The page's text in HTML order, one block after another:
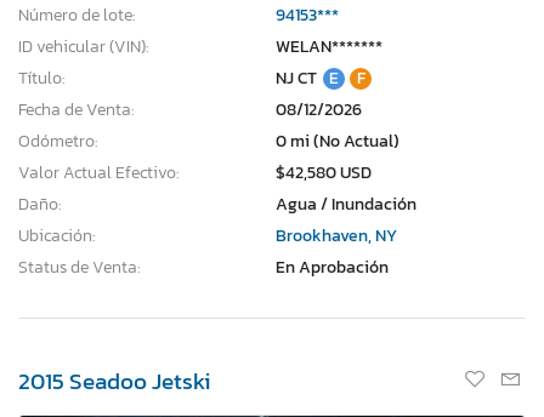
Número de lote:
94153***
ID vehicular (VIN):
WELAN*******
Título:
NJ CT E
F
Fecha de Venta:
08/12/2026
Odómetro:
0 mi (No Actual)
Valor Actual Efectivo:
$42,580 USD
Daño:
Agua / Inundación
Ubicación:
Brookhaven, NY
Status de Venta:
En Aprobación
2015 Seadoo Jetski